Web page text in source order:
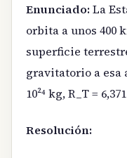
Enunciado:La
orbita a unos 400
superficie
gravitatorio a esa
10²⁴ kg, R_T =
Resolución: